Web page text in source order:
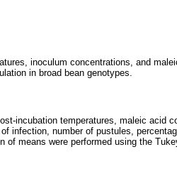
inoculum concentrations, and
in broad bean genotypes.
incubation temperatures, maleic acid
infection, number of pustules,
of means were performed using the